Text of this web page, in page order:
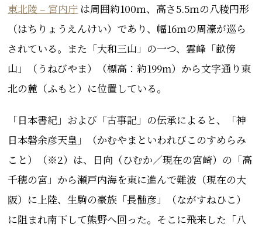
東北陵 – 宮内庁 は周囲約100ｍ、高さ5.5ｍの八稜円形
（はちりょうえんけい）であり、幅16ｍの周濠が巡ら
されている。また 「大和三山」の一つ、霊峰「畝傍
山」（うねびやま）（標高：約199m） から文字通り東
北の麓（ふもと）に位置している。
「日本書紀」および 「古事記」 の伝承によると、「神
日本磐余彦天皇」（かむやまといわれびこのすめらみ
こと）（※2）は、日向（ひむか／現在の宮崎）の「高
千穂の宮」から瀬戸内海を東に進んで難波（現在の大
阪）に上陸、生駒の豪族「長髄彦」（ながすねひこ）
に阻まれ南下して熊野へ回った。そこに飛来した「八